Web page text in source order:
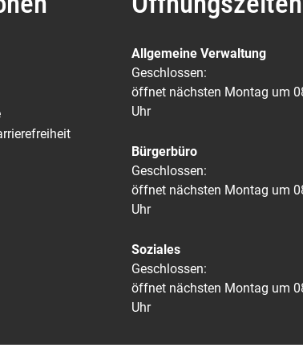
Allgemeine Verwaltung
Klicken, um weitere
Geschlossen:
öffnet nächsten Montag um
Uhr
Bürgerbüro
Klicken, um weitere
Geschlossen:
öffnet nächsten Montag um
Uhr
Soziales
Klicken, um weitere
Geschlossen:
öffnet nächsten Montag um
Uhr